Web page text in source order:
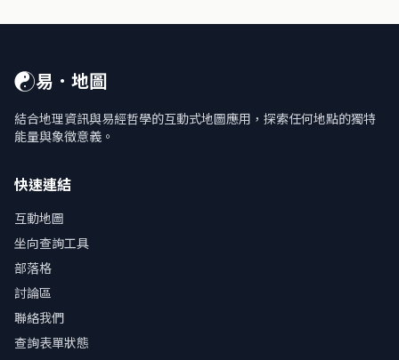
☯易．地圖
結合地理資訊與易經哲學的互動式地圖應用，探索任何地點的獨特
能量與象徵意義。
快速連結
互動地圖
坐向查詢工具
部落格
討論區
聯絡我們
查詢表單狀態